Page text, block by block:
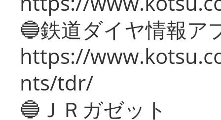
🔵鉄道ダイヤ情報ア
https://
nts/tdr/
🔵ＪＲガゼット